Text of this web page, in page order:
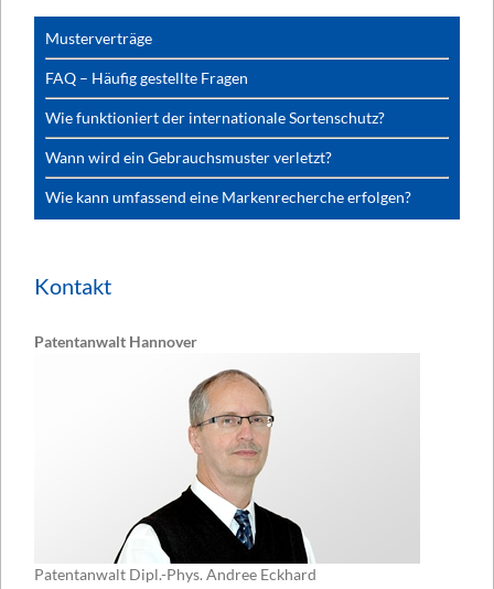
Musterverträge
FAQ – Häufig gestellte Fragen
Wie funktioniert der internationale Sortenschutz?
Wann wird ein Gebrauchsmuster verletzt?
Wie kann umfassend eine Markenrecherche erfolgen?
Kontakt
Patentanwalt Hannover
Patentanwalt Dipl.-Phys. Andree Eckhard